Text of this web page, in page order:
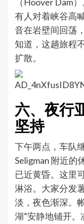
有人对着峡谷高
音在岩壁间回荡
知道，这趟旅程
扩散。
六、夜行
坚持
下午两点，车队
Seligman 附近的
已近黄昏。这里
淋浴。大家分发
淡，夜色渐深。
湖”安静地铺开